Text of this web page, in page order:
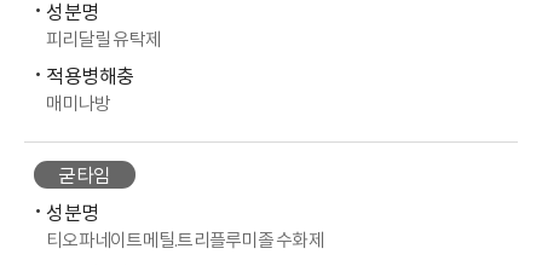
성분명
피리달릴 유탁제
적용병해충
매미나방
굳타임
성분명
티오파네이트메틸.트리플루미졸 수화제